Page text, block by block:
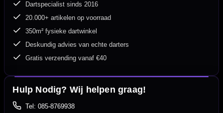
Dartspecialist sinds 2016
20.000+ artikelen op voorraad
350m² fysieke dartwinkel
Deskundig advies van echte darters
Gratis verzending vanaf €40
Hulp Nodig? Wij helpen graag!
Tel: 085-8769938